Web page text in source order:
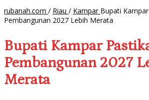
rubanah.com / Riau / Kampar Bupati
Pembangunan 2027 Lebih Merata
Bupati Kampar
Pembangunan 2027
Merata